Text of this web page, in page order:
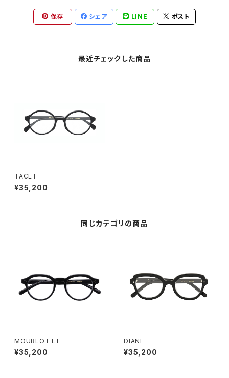
保存 シェア LINE ポスト
最近チェックした商品
TACET
¥35,200
同じカテゴリの商品
MOURLOT LT
¥35,200
DIANE
¥35,200